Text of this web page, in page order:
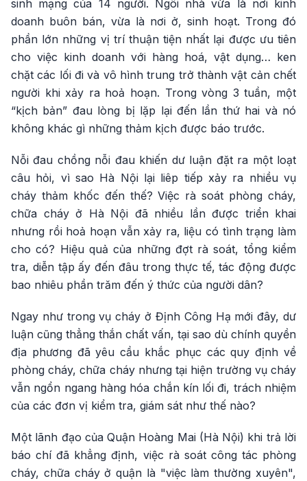
sinh mạng của 14 người. Ngôi nhà vừa là nơi kinh
doanh buôn bán, vừa là nơi ở, sinh hoạt. Trong đó
phần lớn những vị trí thuận tiện nhất lại được ưu tiên
cho việc kinh doanh với hàng hoá, vật dụng… ken
chặt các lối đi và vô hình trung trở thành vật cản chết
người khi xảy ra hoả hoạn. Trong vòng 3 tuần, một
“kịch bản” đau lòng bị lặp lại đến lần thứ hai và nó
không khác gì những thảm kịch được báo trước.
Nỗi đau chồng nỗi đau khiến dư luận đặt ra một loạt
câu hỏi, vì sao Hà Nội lại liêp tiếp xảy ra nhiều vụ
cháy thảm khốc đến thế? Việc rà soát phòng cháy,
chữa cháy ở Hà Nội đã nhiều lần được triển khai
nhưng rồi hoả hoạn vẫn xảy ra, liệu có tình trạng làm
cho có? Hiệu quả của những đợt rà soát, tổng kiểm
tra, diễn tập ấy đến đâu trong thực tế, tác động được
bao nhiêu phần trăm đến ý thức của người dân?
Ngay như trong vụ cháy ở Định Công Hạ mới đây, dư
luận cũng thẳng thắn chất vấn, tại sao dù chính quyền
địa phương đã yêu cầu khắc phục các quy định về
phòng cháy, chữa cháy nhưng tại hiện trường vụ cháy
vẫn ngổn ngang hàng hóa chắn kín lối đi, trách nhiệm
của các đơn vị kiểm tra, giám sát như thế nào?
Một lãnh đạo của Quận Hoàng Mai (Hà Nội) khi trả lời
báo chí đã khẳng định, việc rà soát công tác phòng
cháy, chữa cháy ở quận là "việc làm thường xuyên",